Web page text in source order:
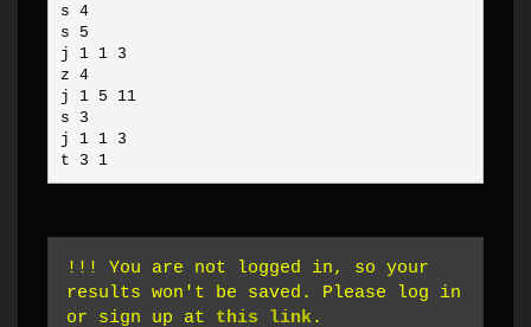
s 4
s 5
j 1 1 3
z 4
j 1 5 11
s 3
j 1 1 3
t 3 1
!!! You are not logged in, so your
results won't be saved. Please log in
or sign up at this link.